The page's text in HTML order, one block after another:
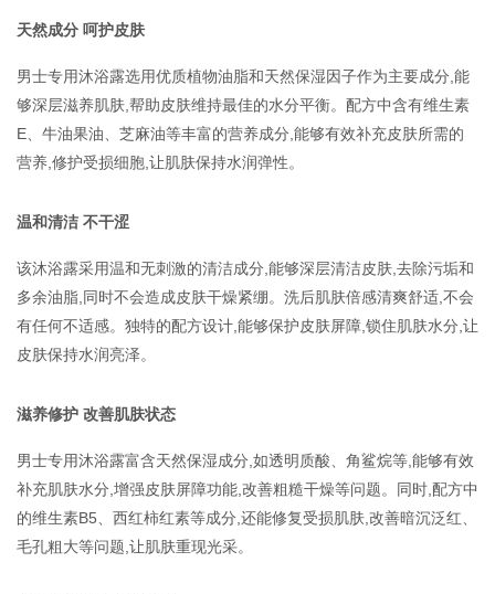
天然成分 呵护皮肤
男士专用沐浴露选用优质植物油脂和天然保湿因子作为主要成分,能
够深层滋养肌肤,帮助皮肤维持最佳的水分平衡。配方中含有维生素
E、牛油果油、芝麻油等丰富的营养成分,能够有效补充皮肤所需的
营养,修护受损细胞,让肌肤保持水润弹性。
温和清洁 不干涩
该沐浴露采用温和无刺激的清洁成分,能够深层清洁皮肤,去除污垢和
多余油脂,同时不会造成皮肤干燥紧绷。洗后肌肤倍感清爽舒适,不会
有任何不适感。独特的配方设计,能够保护皮肤屏障,锁住肌肤水分,让
皮肤保持水润亮泽。
滋养修护 改善肌肤状态
男士专用沐浴露富含天然保湿成分,如透明质酸、角鲨烷等,能够有效
补充肌肤水分,增强皮肤屏障功能,改善粗糙干燥等问题。同时,配方中
的维生素B5、西红柿红素等成分,还能修复受损肌肤,改善暗沉泛红、
毛孔粗大等问题,让肌肤重现光采。